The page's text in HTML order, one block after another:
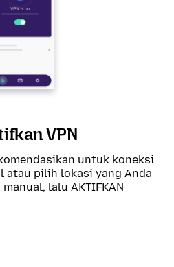
VPN
untuk koneksi
atau pilih lokasi yang Anda
lalu AKTIFKAN